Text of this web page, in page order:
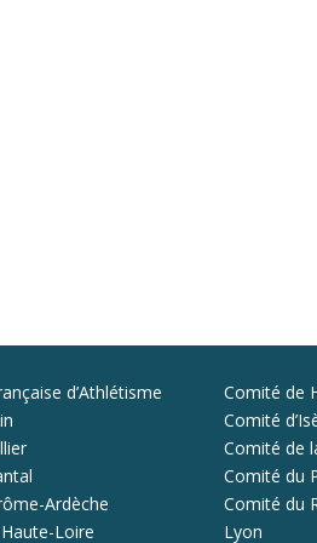
d’Athlétisme
Ardèche
Loire
Comité de
Comité
Comité de
Comité du
Comité du
Lyon